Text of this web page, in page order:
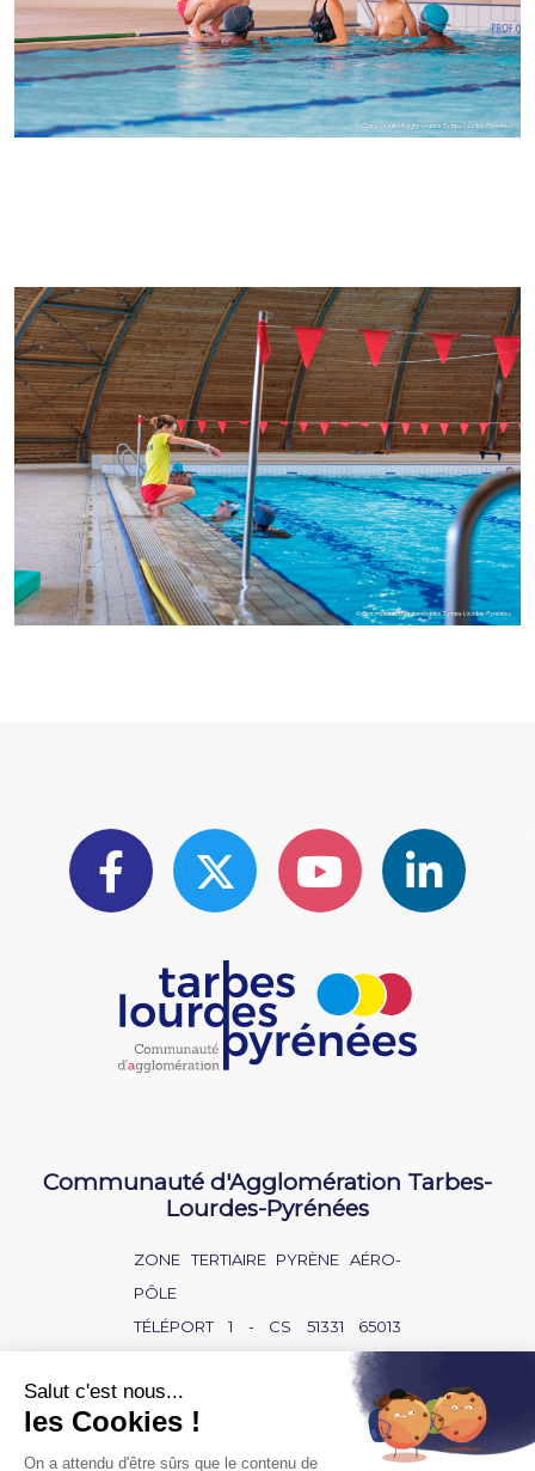
Communauté d'Agglomération Tarbes-
Lourdes-Pyrénées
ZONE TERTIAIRE PYRÈNE AÉRO-
PÔLE
TÉLÉPORT 1 - CS 51331 65013
BAISSE D'AUDITION ?